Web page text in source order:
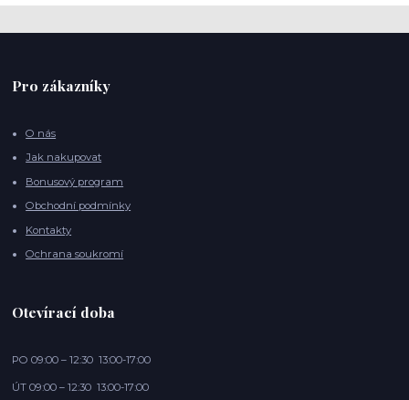
Pro zákazníky
O nás
Jak nakupovat
Bonusový program
Obchodní podmínky
Kontakty
Ochrana soukromí
Otevírací doba
PO 09:00 – 12:30 13:00-17:00
ÚT 09:00 – 12:30 13:00-17:00